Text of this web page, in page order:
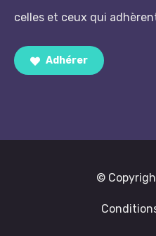
celles et ceux qui
Adhérer
©